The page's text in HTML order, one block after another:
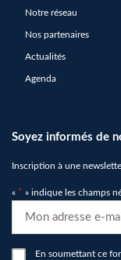
Notre réseau
Nos partenaires
Actualités
Agenda
Soyez informés de
Inscription à une
« * » indique les champs
*
RGPDEn soumettant ce